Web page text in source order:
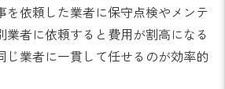
を依頼した業者に保守点検やメンテ
業者に依頼すると費用が割高になる
じ業者に一貫して任せるのが効率的